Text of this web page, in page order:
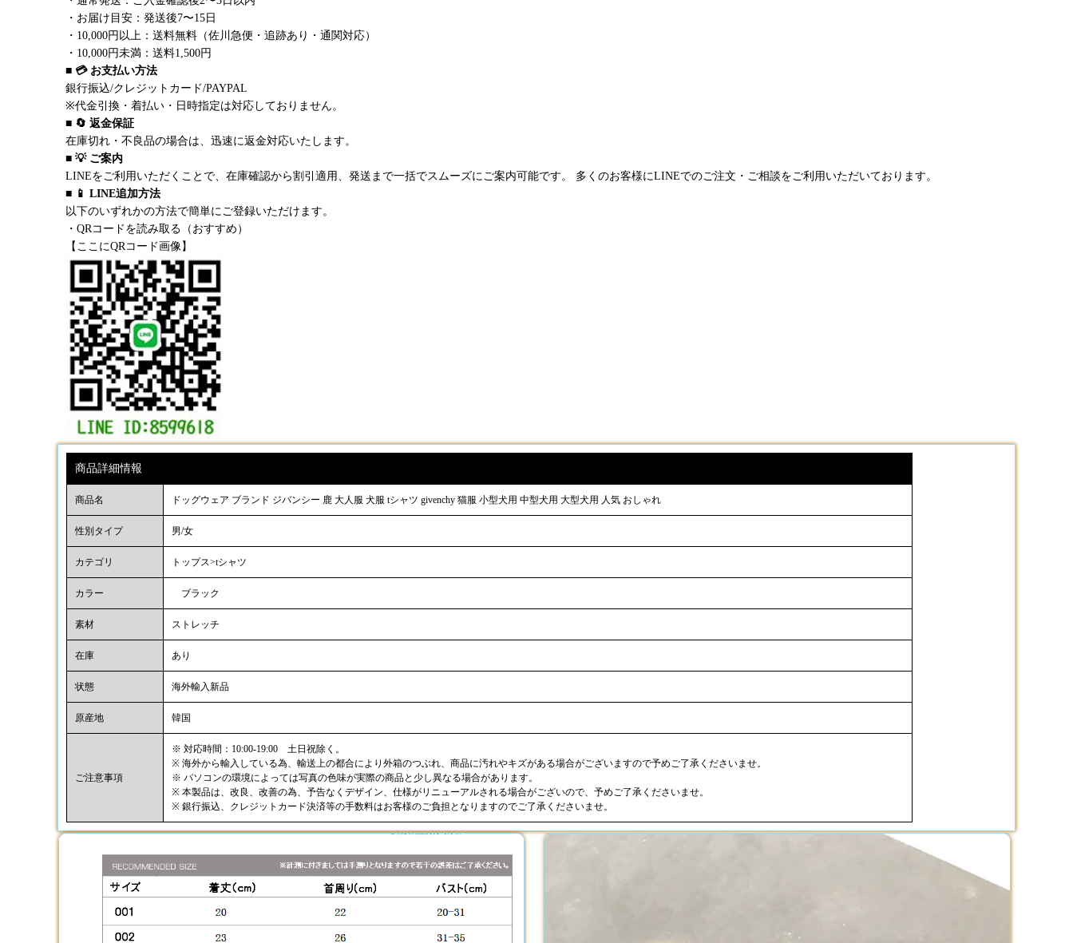
・お届け目安：発送後7〜15日
・10,000円以上：送料無料（佐川急便・追跡あり・通関対応）
・10,000円未満：送料1,500円
■ 💳 お支払い方法
銀行振込/クレジットカード/PAYPAL
※代金引換・着払い・日時指定は対応しておりません。
■ 🔄 返金保証
在庫切れ・不良品の場合は、迅速に返金対応いたします。
■ 💡 ご案内
LINEをご利用いただくことで、在庫確認から割引適用、発送まで一括でスムーズにご案内可能です。 多くのお客様にLINEでのご注文・ご相談をご利用いただいております。
■ 📱 LINE追加方法
以下のいずれかの方法で簡単にご登録いただけます。
・QRコードを読み取る（おすすめ）
【ここにQRコード画像】
商品詳細情報
商品名 ドッグウェア ブランド ジバンシー 鹿 大人服 犬服 tシャツ givenchy 猫服 小型犬用 中型犬用 大型犬用 人気 おしゃれ
性別タイプ 男/女
カテゴリ トップス>tシャツ
カラー ブラック
素材 ストレッチ
在庫 あり
状態 海外輸入新品
原産地 韓国
ご注意事項
※ 対応時間：10:00-19:00 土日祝除く。
※ 海外から輸入している為、輸送上の都合により外箱のつぶれ、商品に汚れやキズがある場合がございますので予めご了承くださいませ。
※ パソコンの環境によっては写真の色味が実際の商品と少し異なる場合があります。
※ 本製品は、改良、改善の為、予告なくデザイン、仕様がリニューアルされる場合がございので、予めご了承くださいませ。
※ 銀行振込、クレジットカード決済等の手数料はお客様のご負担となりますのでご了承くださいませ。